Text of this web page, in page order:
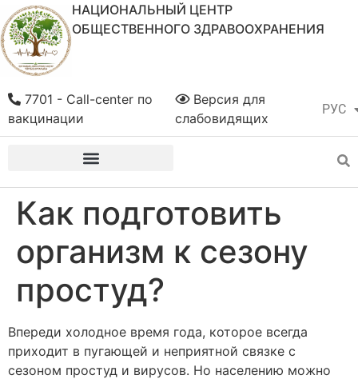
НАЦИОНАЛЬНЫЙ ЦЕНТР
ОБЩЕСТВЕННОГО ЗДРАВООХРАНЕНИЯ
РУС
ҚАЗ
Версия для
слабовидящих
7701 - Call-center по
вакцинации
Как подготовить
организм к сезону
простуд?
Впереди холодное время года, которое всегда
приходит в пугающей и неприятной связке с
сезоном простуд и вирусов. Но населению можно